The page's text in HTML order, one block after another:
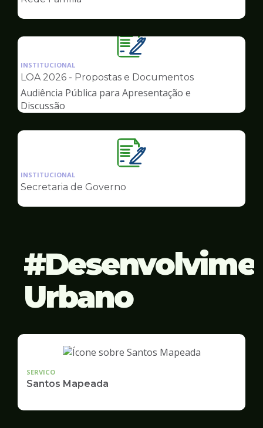
Governo
Ilustração
da
pagina
Governo
INSTITUCIONAL
LOA 2026 - Propostas e Documentos
Audiência Pública para Apresentação e
Discussão
Ilustração
da
Governo
INSTITUCIONAL
Secretaria de Governo
Urbano
SERVICO
Santos Mapeada